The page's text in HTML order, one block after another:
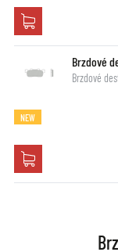
Brzdové
Brzdové
NEW